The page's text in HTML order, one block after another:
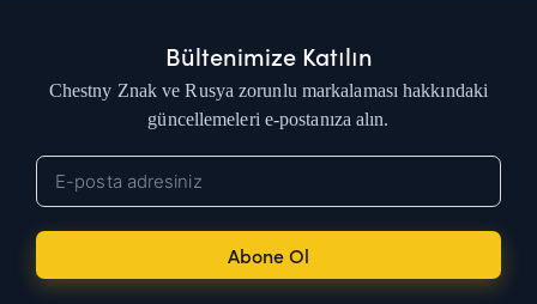
Bültenimize Katılın
Chestny Znak ve Rusya zorunlu markalaması hakkındaki
güncellemeleri e-postanıza alın.
Abone Ol